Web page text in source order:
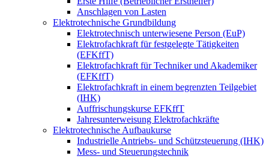
Anschlagen von Lasten
Elektrotechnische Grundbildung
Elektrotechnisch unterwiesene Person (EuP)
Elektrofachkraft für festgelegte Tätigkeiten
(EFKffT)
Elektrofachkraft für Techniker und Akademiker
(EFKffT)
Elektrofachkraft in einem begrenzten Teilgebiet
(IHK)
Auffrischungskurse EFKffT
Jahresunterweisung Elektrofachkräfte
Elektrotechnische Aufbaukurse
Industrielle Antriebs- und Schützsteuerung (IHK)
Mess- und Steuerungstechnik